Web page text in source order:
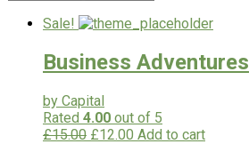
Sale!
Business Adventures
by Capital
Rated 4.00 out of 5
£15.00 £12.00 Add to cart